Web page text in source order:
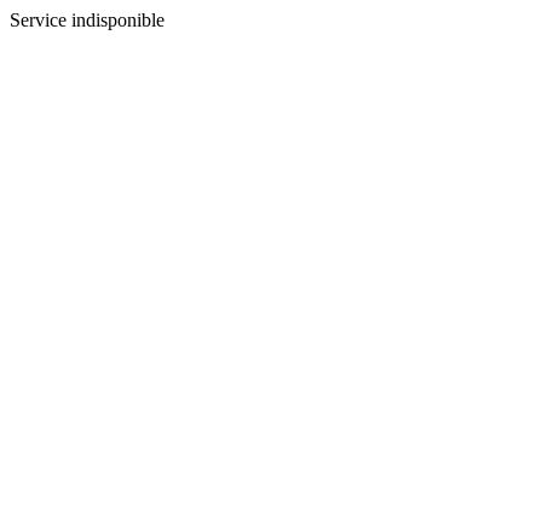
Service indisponible